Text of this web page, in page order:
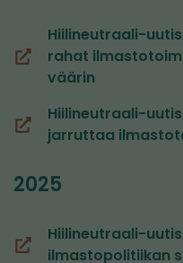
Hiilineutraali-
rahat
väärin
(siirryt
toiseen
palveluun)
Hiilineutraali-
jarruttaa
(avautuu
ikkunaan,
siirryt
palveluun)
2025
Hiilineutraali-
ilmastopolitiikan
(avautuu